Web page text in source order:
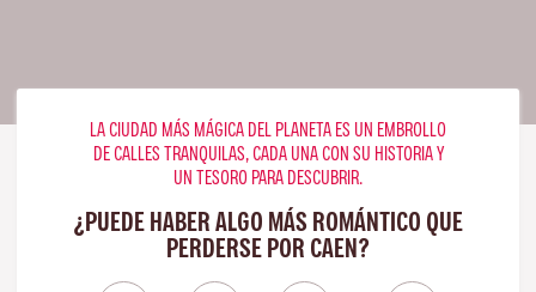
LA CIUDAD MÁS MÁGICA DEL PLANETA ES UN EMBROLLO
DE CALLES TRANQUILAS, CADA UNA CON SU HISTORIA Y
UN TESORO PARA DESCUBRIR.
¿PUEDE HABER ALGO MÁS ROMÁNTICO QUE
PERDERSE POR CAEN?